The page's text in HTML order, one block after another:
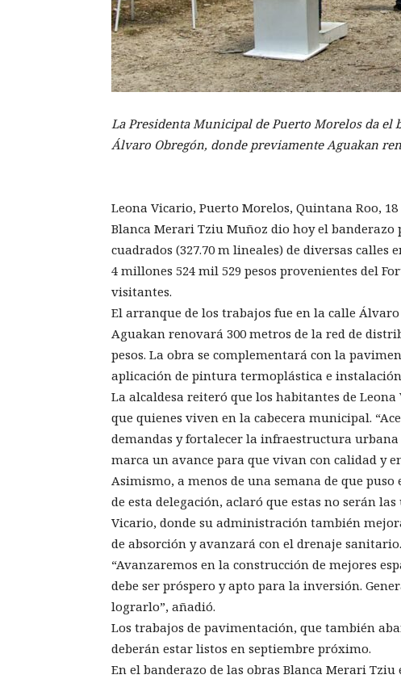
La Presidenta Municipal de Puerto Morelos da el
Álvaro Obregón, donde previamente Aguakan
Leona Vicario, Puerto Morelos, Quintana Roo,
Blanca Merari Tziu Muñoz dio hoy el
cuadrados (327.70 m lineales) de diversas
4 millones 524 mil 529 pesos provenientes del
visitantes.
El arranque de los trabajos fue en la calle
Aguakan renovará 300 metros de la red de
pesos. La obra se complementará con la
aplicación de pintura termoplástica e
La alcaldesa reiteró que los habitantes de
que quienes viven en la cabecera municipal.
demandas y fortalecer la infraestructura urbana
marca un avance para que vivan con calidad y
Asimismo, a menos de una semana de que
de esta delegación, aclaró que estas no serán
Vicario, donde su administración también
de absorción y avanzará con el drenaje sanitario.
“Avanzaremos en la construcción de mejores
debe ser próspero y apto para la inversión.
lograrlo”, añadió.
Los trabajos de pavimentación, que también
deberán estar listos en septiembre próximo.
En el banderazo de las obras Blanca Merari